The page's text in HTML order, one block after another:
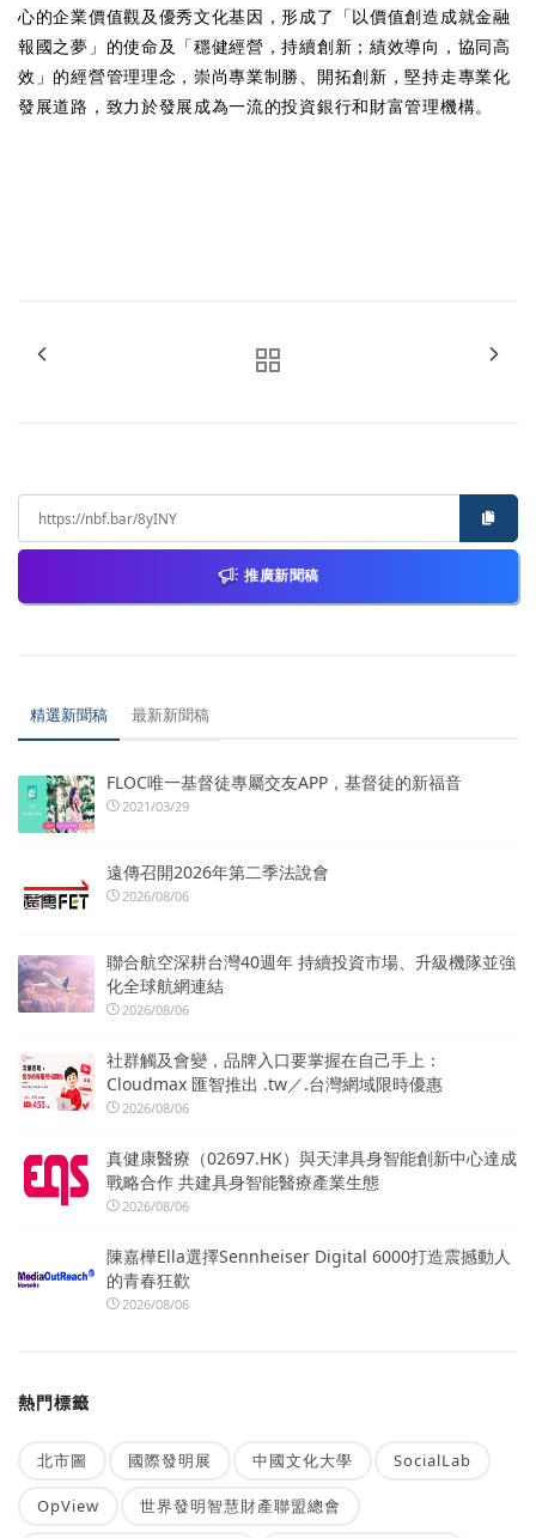
心的企業價值觀及優秀文化基因，形成了「以價值創造成就金融
報國之夢」的使命及「穩健經營，持續創新；績效導向，協同高
效」的經營管理理念，崇尚專業制勝、開拓創新，堅持走專業化
發展道路，致力於發展成為一流的投資銀行和財富管理機構。
推廣新聞稿
精選新聞稿 最新新聞稿
FLOC唯一基督徒專屬交友APP，基督徒的新福音
2021/03/29
遠傳召開2026年第二季法說會
2026/08/06
聯合航空深耕台灣40週年 持續投資市場、升級機隊並強
化全球航網連結
2026/08/06
社群觸及會變，品牌入口要掌握在自己手上：
Cloudmax 匯智推出 .tw／.台灣網域限時優惠
2026/08/06
真健康醫療（02697.HK）與天津具身智能創新中心達成
戰略合作 共建具身智能醫療產業生態
2026/08/06
陳嘉樺Ella選擇Sennheiser Digital 6000打造震撼動人
的青春狂歡
2026/08/06
熱門標籤
北市圖 國際發明展 中國文化大學 SocialLab
OpView 世界發明智慧財產聯盟總會